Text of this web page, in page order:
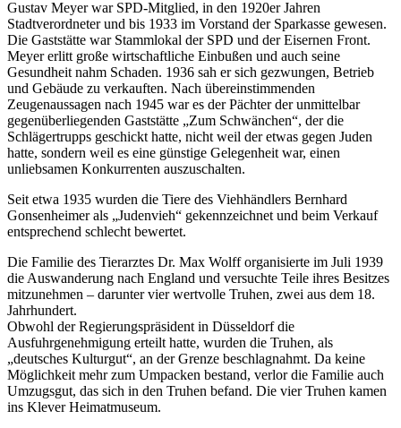
Gustav Meyer war SPD-Mitglied, in den 1920er Jahren
Stadtverordneter und bis 1933 im Vorstand der Sparkasse gewesen.
Die Gaststätte war Stammlokal der SPD und der Eisernen Front.
Meyer erlitt große wirtschaftliche Einbußen und auch seine
Gesundheit nahm Schaden. 1936 sah er sich gezwungen, Betrieb
und Gebäude zu verkauften. Nach übereinstimmenden
Zeugenaussagen nach 1945 war es der Pächter der unmittelbar
gegenüberliegenden Gaststätte „Zum Schwänchen“, der die
Schlägertrupps geschickt hatte, nicht weil der etwas gegen Juden
hatte, sondern weil es eine günstige Gelegenheit war, einen
unliebsamen Konkurrenten auszuschalten.
Seit etwa 1935 wurden die Tiere des Viehhändlers Bernhard
Gonsenheimer als „Judenvieh“ gekennzeichnet und beim Verkauf
entsprechend schlecht bewertet.
Die Familie des Tierarztes Dr. Max Wolff organisierte im Juli 1939
die Auswanderung nach England und versuchte Teile ihres Besitzes
mitzunehmen – darunter vier wertvolle Truhen, zwei aus dem 18.
Jahrhundert.
Obwohl der Regierungspräsident in Düsseldorf die
Ausfuhrgenehmigung erteilt hatte, wurden die Truhen, als
„deutsches Kulturgut“, an der Grenze beschlagnahmt. Da keine
Möglichkeit mehr zum Umpacken bestand, verlor die Familie auch
Umzugsgut, das sich in den Truhen befand. Die vier Truhen kamen
ins Klever Heimatmuseum.